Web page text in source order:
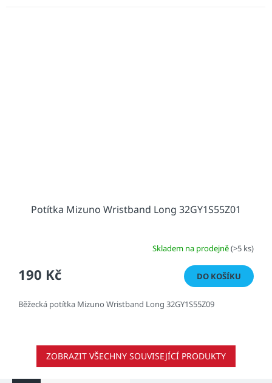
Potítka Mizuno Wristband Long 32GY1S55Z01
Skladem na prodejně(>5 ks)
190 Kč DO KOŠÍKU
Běžecká potítka Mizuno Wristband Long 32GY1S55Z09
ZOBRAZIT VŠECHNY SOUVISEJÍCÍ PRODUKTY